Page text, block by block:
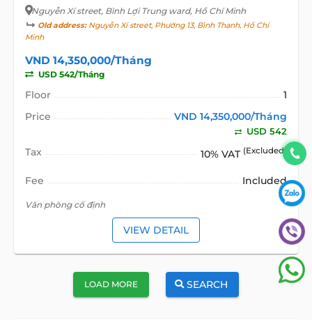
Nguyễn Xí street, Bình Lợi Trung ward, Hồ Chí Minh
Old address:Nguyễn Xí street, Phường 13, Bình Thạnh, Hồ Chí
Minh
VND 14,350,000/Tháng
USD 542/Tháng
Floor
1
Price
VND 14,350,000/Tháng
USD 542
Tax 10% VAT (Excluded)
Fee Included
Văn phòng cố định
VIEW DETAIL
LOAD MORE SEARCH